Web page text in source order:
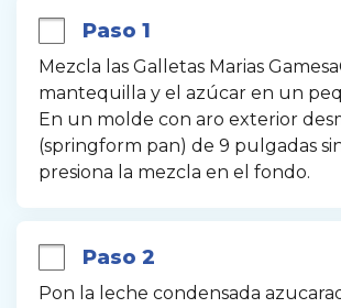
Paso 1
Mezcla las Galletas Marias
mantequilla y el azúcar en un
En un molde con aro exterior
(springform pan) de 9 pulgadas
presiona la mezcla en el fondo.
Paso 2
Pon la leche condensada